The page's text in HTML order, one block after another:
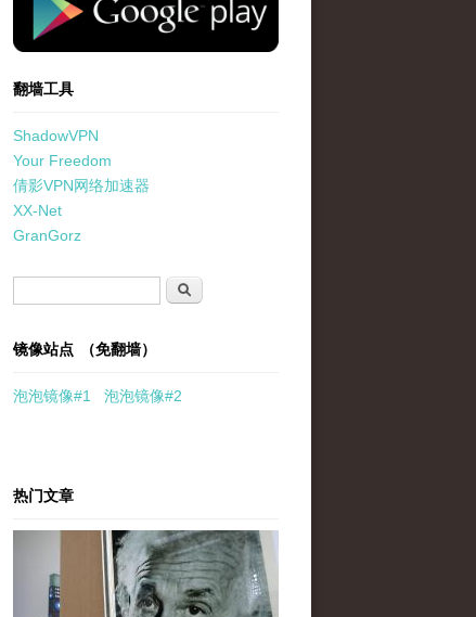
翻墙工具
ShadowVPN
Your Freedom
倩影VPN网络加速器
XX-Net
GranGorz
搜索
镜像站点 （免翻墙）
泡泡镜像#1 泡泡镜像#2
热门文章